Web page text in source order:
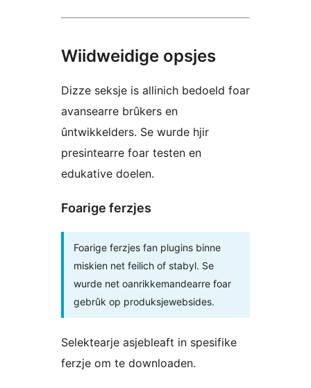
Wiidweidige opsjes
Dizze seksje is allinich bedoeld foar
avansearre brûkers en
ûntwikkelders. Se wurde hjir
presintearre foar testen en
edukative doelen.
Foarige ferzjes
Foarige ferzjes fan plugins binne
miskien net feilich of stabyl. Se
wurde net oanrikkemandearre foar
gebrûk op produksjewebsides.
Selektearje asjebleaft in spesifike
ferzje om te downloaden.